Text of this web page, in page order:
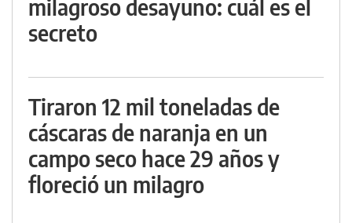
milagroso desayuno: cuál es el
secreto
Tiraron 12 mil toneladas de
cáscaras de naranja en un
campo seco hace 29 años y
floreció un milagro